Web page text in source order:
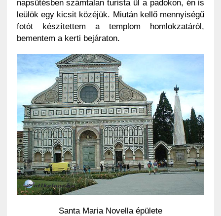
napsütésben számtalan turista ül a padokon, én is
leülök egy kicsit közéjük. Miután kellő mennyiségű
fotót készítettem a templom homlokzatáról,
bementem a kerti bejáraton.
Santa Maria Novella épülete